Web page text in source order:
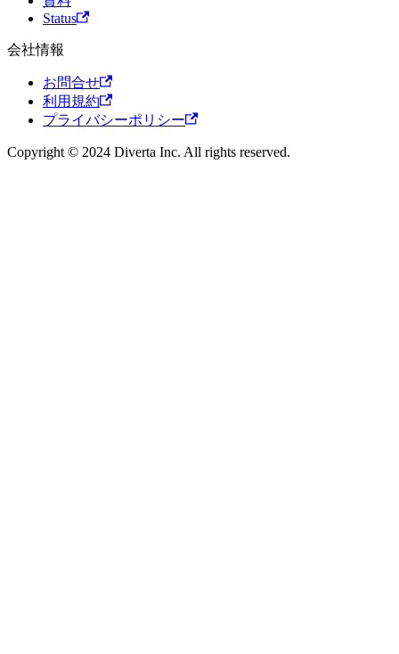
Status
会社情報
お問合せ
利用規約
プライバシーポリシー
Copyright © 2024 Diverta Inc. All rights reserved.